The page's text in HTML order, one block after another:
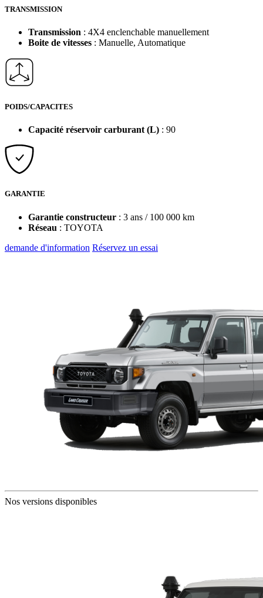
TRANSMISSION
Transmission : 4X4 enclenchable manuellement
Boite de vitesses : Manuelle, Automatique
POIDS/CAPACITES
Capacité réservoir carburant (L) : 90
GARANTIE
Garantie constructeur : 3 ans / 100 000 km
Réseau : TOYOTA
demande d'information Réservez un essai
Nos versions disponibles